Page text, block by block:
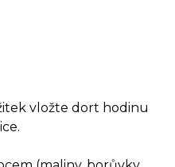
vložte dort hodinu